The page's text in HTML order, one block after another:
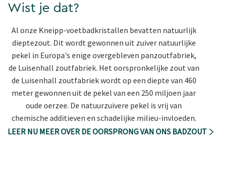
Wist je dat?
Al onze Kneipp-voetbadkristallen bevatten natuurlijk
dieptezout. Dit wordt gewonnen uit zuiver natuurlijke
pekel in Europa's enige overgebleven panzoutfabriek,
de Luisenhall zoutfabriek. Het oorspronkelijke zout van
de Luisenhall zoutfabriek wordt op een diepte van 460
meter gewonnen uit de pekel van een 250 miljoen jaar
oude oerzee. De natuurzuivere pekel is vrij van
chemische additieven en schadelijke milieu-invloeden.
LEER NU MEER OVER DE OORSPRONG VAN ONS BADZOUT